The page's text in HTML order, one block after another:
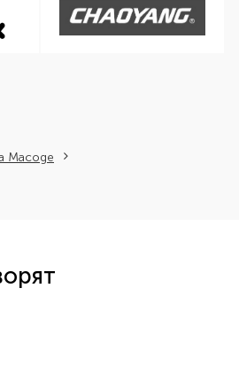
Macoge